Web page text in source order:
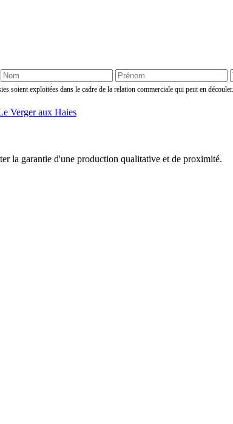
soient exploitées dans le cadre de la relation commerciale qui peut en découler.
la garantie d'une production qualitative et de proximité.